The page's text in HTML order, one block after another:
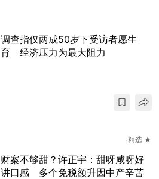
调查指仅两成50岁下受访者愿生
育 经济压力为最大阻力
精选 ★
财案不够甜？许正宇：甜呀咸呀好
讲口感 多个免税额升因中产辛苦